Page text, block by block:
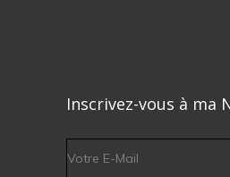
Inscrivez-vous à ma